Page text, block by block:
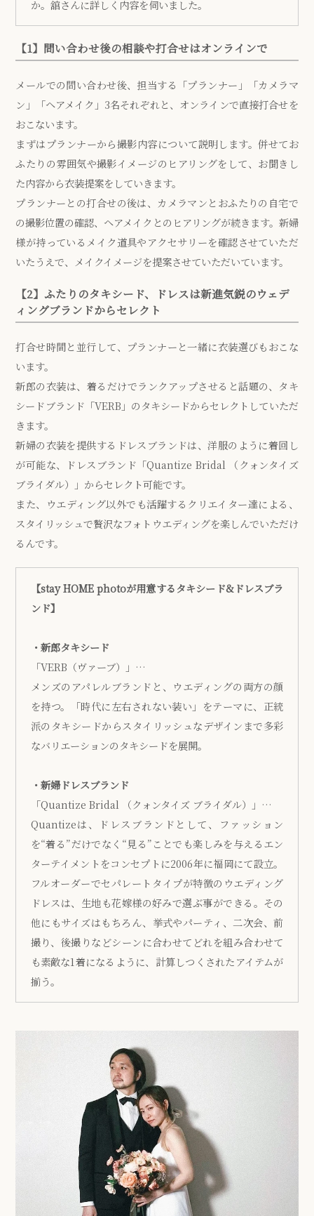
か。舘さんに詳しく内容を伺いました。
【1】問い合わせ後の相談や打合せはオンラインで
メールでの問い合わせ後、担当する「プランナー」「カメラマ
ン」「ヘアメイク」3名それぞれと、オンラインで直接打合せを
おこないます。
まずはプランナーから撮影内容について説明します。併せてお
ふたりの雰囲気や撮影イメージのヒアリングをして、お聞きし
た内容から衣装提案をしていきます。
プランナーとの打合せの後は、カメラマンとおふたりの自宅で
の撮影位置の確認、ヘアメイクとのヒアリングが続きます。新婦
様が持っているメイク道具やアクセサリーを確認させていただ
いたうえで、メイクイメージを提案させていただいています。
【2】ふたりのタキシード、ドレスは新進気鋭のウェデ
ィングブランドからセレクト
打合せ時間と並行して、プランナーと一緒に衣装選びもおこな
います。
新郎の衣装は、着るだけでランクアップさせると話題の、タキ
シードブランド「VERB」のタキシードからセレクトしていただ
きます。
新婦の衣装を提供するドレスブランドは、洋服のように着回し
が可能な、ドレスブランド「Quantize Bridal （クォンタイズ
ブライダル）」からセレクト可能です。
また、ウエディング以外でも活躍するクリエイター達による、
スタイリッシュで贅沢なフォトウエディングを楽しんでいただけ
るんです。
【stay HOME photoが用意するタキシード&ドレスブラ
ンド】
・新郎タキシード
「VERB（ヴァーブ）」…
メンズのアパレルブランドと、ウエディングの両方の顔
を持つ。「時代に左右されない装い」をテーマに、正統
派のタキシードからスタイリッシュなデザインまで多彩
なバリエーションのタキシードを展開。
・新婦ドレスブランド
「Quantize Bridal （クォンタイズ ブライダル）」…
Quantizeは、ドレスブランドとして、ファッション
を“着る”だけでなく“⾒る”ことでも楽しみを与えるエン
ターテイメントをコンセプトに2006年に福岡にて設⽴。
フルオーダーでセパレートタイプが特徴のウエディング
ドレスは、⽣地も花嫁様の好みで選ぶ事ができる。その
他にもサイズはもちろん、挙式やパーティ、⼆次会、前
撮り、後撮りなどシーンに合わせてどれを組み合わせて
も素敵な1着になるように、計算しつくされたアイテムが
揃う。